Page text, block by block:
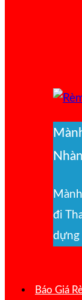
Nhàn
đi
dựng
Báo Giá